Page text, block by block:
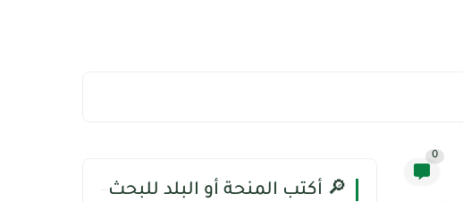
0
🔎 أكتب المنحة أو البلد للبحث